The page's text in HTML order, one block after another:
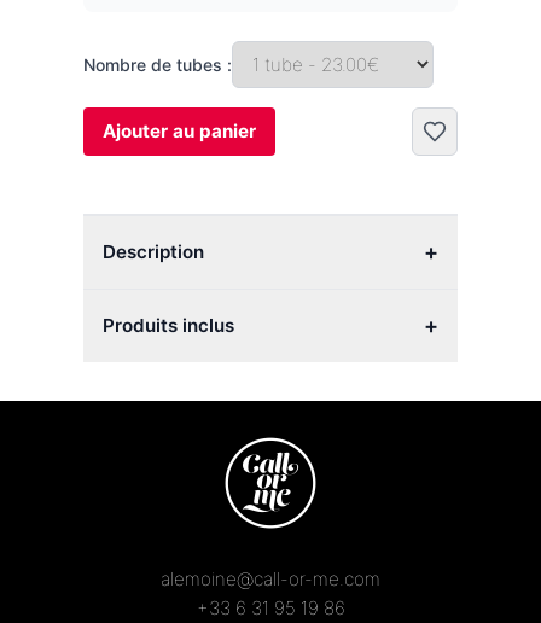
Nombre de tubes :
Ajouter au panier
Description +
Produits inclus +
alemoine@call-or-me.com
+33 6 31 95 19 86